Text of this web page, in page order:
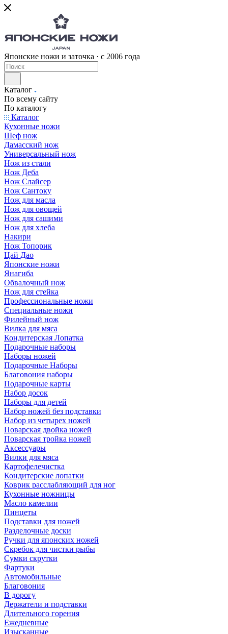
Японские ножи и заточка · с 2006 года
Каталог
По всему сайту
По каталогу
Каталог
Кухонные ножи
Шеф нож
Дамасский нож
Универсальный нож
Нож из стали
Нож Деба
Нож Слайсер
Нож Сантоку
Нож для масла
Нож для овощей
Нож для сашими
Нож для хлеба
Накири
Нож Топорик
Цай Дао
Японские ножи
Янагиба
Обвалочный нож
Нож для стейка
Профессиональные ножи
Специальные ножи
Филейный нож
Вилка для мяса
Кондитерская Лопатка
Подарочные наборы
Наборы ножей
Подарочные Наборы
Благовония наборы
Подарочные карты
Набор досок
Наборы для детей
Набор ножей без подставки
Набор из четырех ножей
Поварская двойка ножей
Поварская тройка ножей
Аксессуары
Вилки для мяса
Картофелечистка
Кондитерские лопатки
Коврик расслабляющий для ног
Кухонные ножницы
Масло камелии
Пинцеты
Подставки для ножей
Разделочные доски
Ручки для японских ножей
Скребок для чистки рыбы
Сумки скрутки
Фартуки
Автомобильные
Благовония
В дорогу
Держатели и подставки
Длительного горения
Ежедневные
Изысканные